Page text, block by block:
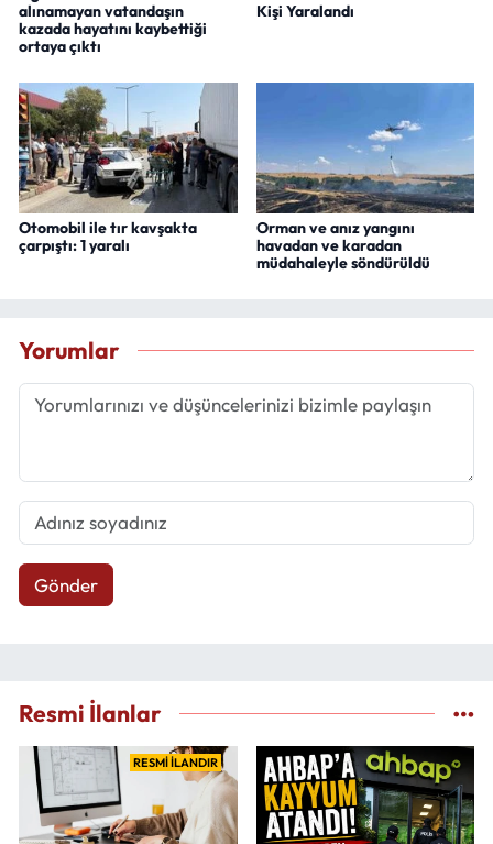
alınamayan vatandaşın
kazada hayatını kaybettiği
ortaya çıktı
Kişi Yaralandı
Otomobil ile tır kavşakta
çarpıştı: 1 yaralı
Orman ve anız yangını
havadan ve karadan
müdahaleyle söndürüldü
Yorumlar
Gönder
Resmi İlanlar
RESMİ İLANDIR